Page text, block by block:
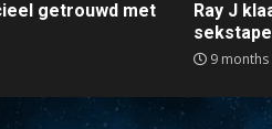
getrouwd met
Ray J
sekstape
9 months